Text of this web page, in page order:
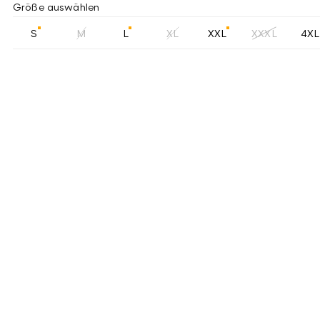
Größe auswählen
S M L XL XXL XXXL 4XL